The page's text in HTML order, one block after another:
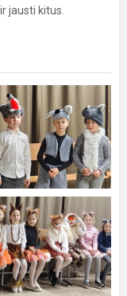
jausti kitus.